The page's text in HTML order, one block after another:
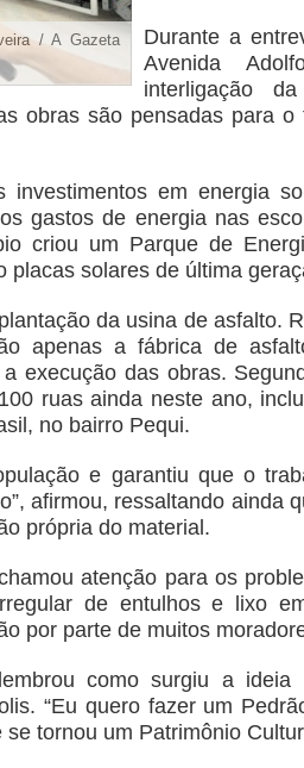
/ A Gazeta
Durante a
Avenida
interligação
obras são pensadas para o
investimentos em energia
gastos de energia nas
criou um Parque de
placas solares de última
da usina de asfalto.
apenas a fábrica de
execução das obras.
ruas ainda neste ano,
no bairro Pequi.
e garantiu que o
afirmou, ressaltando ainda
própria do material.
atenção para os
de entulhos e lixo
por parte de muitos
como surgiu a
“Eu quero fazer um
tornou um Patrimônio